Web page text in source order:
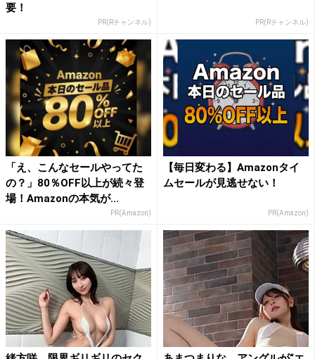
要！
PR(Rチャンネル) PR(Rチャンネル)
「え、こんなセールやってた
の？」80％OFF以上が続々登
場！Amazonの本気が...
PR(Amazon)
【毎日変わる】Amazonタイ
ムセールが見逃せない！
PR(Amazon)